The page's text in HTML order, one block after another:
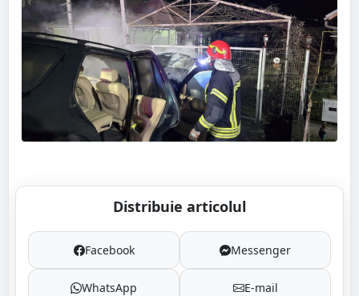
Distribuie articolul
Facebook Messenger
WhatsApp E-mail